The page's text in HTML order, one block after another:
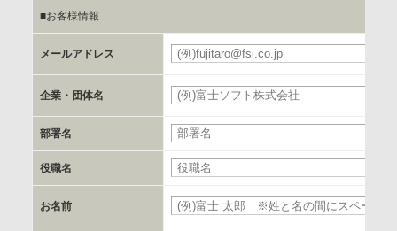
お客様のご氏名、フリガナ、企業・団体名、部署名、役職、
郵便番号、住所、電話番号、FAX番号、メールアドレス
c.第三者への提供の手段または手法
書類の送付又は電子的な方法
d.提供先および管理者
■お客様情報
メールアドレス
企業・団体名
部署名
役職名
お名前